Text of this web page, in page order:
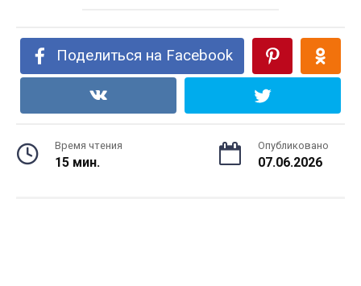
Поделиться на Facebook
Время чтения
15 мин.
Опубликовано
07.06.2026